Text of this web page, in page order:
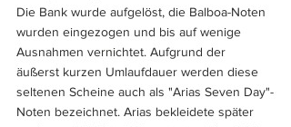
Die Bank wurde aufgelöst, die Balboa-Noten
wurden eingezogen und bis auf wenige
Ausnahmen vernichtet. Aufgrund der
äußerst kurzen Umlaufdauer werden diese
seltenen Scheine auch als "Arias Seven Day"-
Noten bezeichnet. Arias bekleidete später